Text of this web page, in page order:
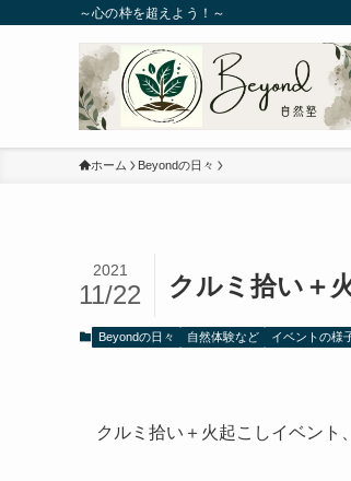
～心の枠を超えよう！～
ホーム Beyondの日々
クルミ拾い＋
2021
11/22
Beyondの日々 自然体験など イベントの様
クルミ拾い＋火起こしイベント